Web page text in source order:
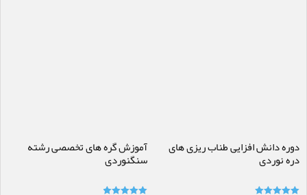
دوره دانش افزایی طناب ریزی های
دره نوردی
آموزش گره های تخصصی رشته
سنگنوردی